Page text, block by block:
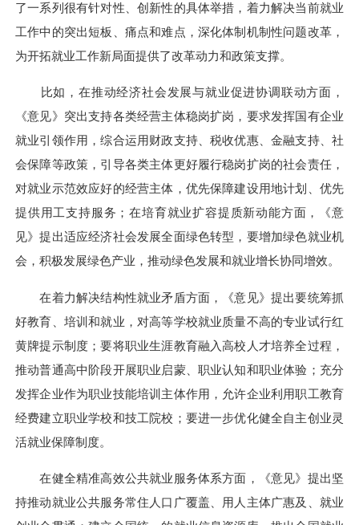
了一系列很有针对性、创新性的具体举措，着力解决当前就业
工作中的突出短板、痛点和难点，深化体制机制性问题改革，
为开拓就业工作新局面提供了改革动力和政策支撑。
比如，在推动经济社会发展与就业促进协调联动方面，
《意见》突出支持各类经营主体稳岗扩岗，要求发挥国有企业
就业引领作用，综合运用财政支持、税收优惠、金融支持、社
会保障等政策，引导各类主体更好履行稳岗扩岗的社会责任，
对就业示范效应好的经营主体，优先保障建设用地计划、优先
提供用工支持服务；在培育就业扩容提质新动能方面，《意
见》提出适应经济社会发展全面绿色转型，要增加绿色就业机
会，积极发展绿色产业，推动绿色发展和就业增长协同增效。
在着力解决结构性就业矛盾方面，《意见》提出要统筹抓
好教育、培训和就业，对高等学校就业质量不高的专业试行红
黄牌提示制度；要将职业生涯教育融入高校人才培养全过程，
推动普通高中阶段开展职业启蒙、职业认知和职业体验；充分
发挥企业作为职业技能培训主体作用，允许企业利用职工教育
经费建立职业学校和技工院校；要进一步优化健全自主创业灵
活就业保障制度。
在健全精准高效公共就业服务体系方面，《意见》提出坚
持推动就业公共服务常住人口广覆盖、用人主体广惠及、就业